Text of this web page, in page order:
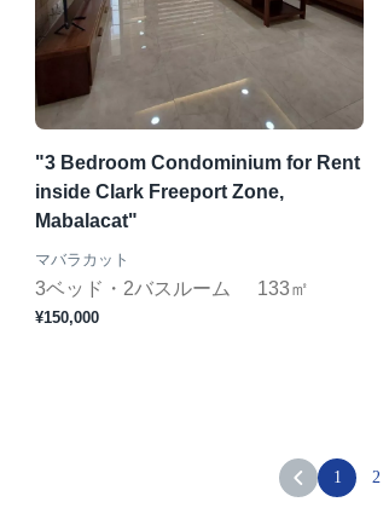
"3 Bedroom Condominium for Rent
inside Clark Freeport Zone,
Mabalacat"
マバラカット
3ベッド・2バスルーム 133㎡
¥150,000
1 2